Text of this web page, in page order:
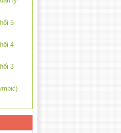
trả
thêm
giáo
năm
đổi
5
4
3